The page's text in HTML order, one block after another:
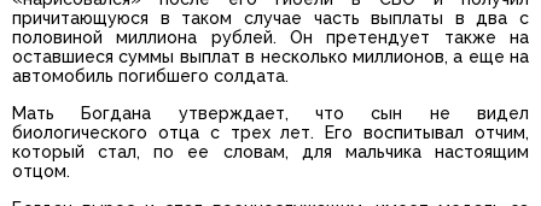
причитающуюся в таком случае часть выплаты в два с
половиной миллиона рублей. Он претендует также на
оставшиеся суммы выплат в несколько миллионов, а еще на
автомобиль погибшего солдата.
Мать Богдана утверждает, что сын не видел
биологического отца с трех лет. Его воспитывал отчим,
который стал, по ее словам, для мальчика настоящим
отцом.